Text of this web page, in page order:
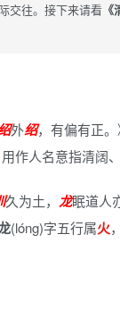
交往。接下来请看
外绍，有偏有正。
作人名意指清阔
久为土， 龙眠道人
(lóng)字五行属火